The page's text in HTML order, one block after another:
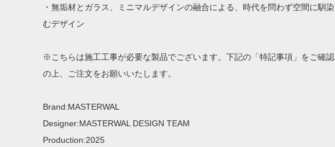
・無垢材とガラス、ミニマルデザインの融合による、時代を問わず空間に馴染
むデザイン
※こちらは施工工事が必要な製品でございます。下記の「特記事項」をご確認
の上、ご注文をお願いいたします。
Brand:MASTERWAL
Designer:MASTERWAL DESIGN TEAM
Production:2025